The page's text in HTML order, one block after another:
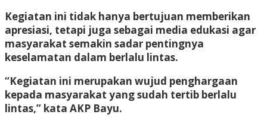
Kegiatan ini tidak hanya bertujuan memberikan
apresiasi, tetapi juga sebagai media edukasi agar
masyarakat semakin sadar pentingnya
keselamatan dalam berlalu lintas.
“Kegiatan ini merupakan wujud penghargaan
kepada masyarakat yang sudah tertib berlalu
lintas,” kata AKP Bayu.